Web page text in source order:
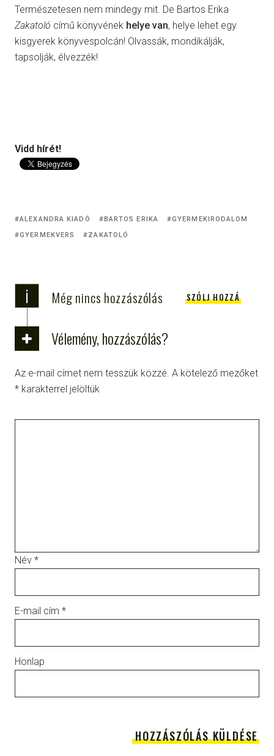
Természetesen nem mindegy mit. De Bartos Erika
Zakatoló című könyvének helye van, helye lehet egy
kisgyerek könyvespolcán! Olvassák, mondikálják,
tapsolják, élvezzék!
Vidd hírét!
ALEXANDRA KIADÓ BARTOS ERIKA
GYERMEKIRODALOM
GYERMEKVERS
ZAKATOLÓ
i Még nincs hozzászólás SZÓLJ HOZZÁ
Vélemény, hozzászólás?
Az e-mail címet nem tesszük közzé. A kötelező mezőket
* karakterrel jelöltük
Név *
E-mail cím *
Honlap